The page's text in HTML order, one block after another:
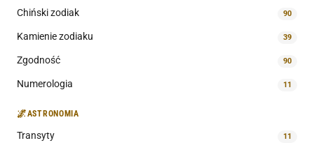
Chiński zodiak 90
Kamienie zodiaku 39
Zgodność 90
Numerologia 11
🌌ASTRONOMIA
Transyty 11